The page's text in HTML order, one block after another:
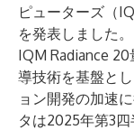
ピューターズ（
を発表しました。
IQM Radiance
導技術を基盤と
ョン開発の加速
タは2025年第3